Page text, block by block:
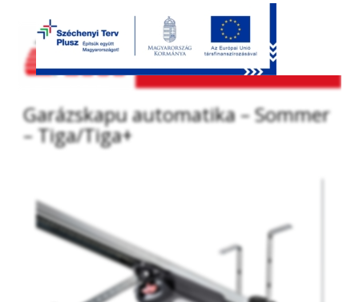
Garázskapu automatika – Sommer
– Tiga/Tiga+